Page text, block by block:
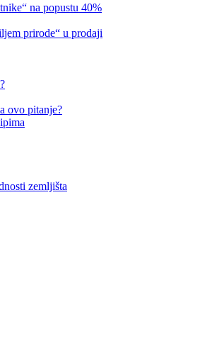
na popustu 40%
prirode“ u prodaji
ovo pitanje?
zemljišta